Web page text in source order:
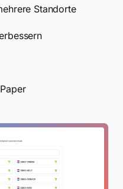
Standorte